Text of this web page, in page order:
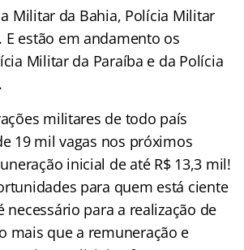
Militar da Bahia, Polícia Militar
E estão em andamento os
Militar da Paraíba e da Polícia
militares de todo país
19 mil vagas nos próximos
inicial de até R$ 13,3 mil!
para quem está ciente
necessário para a realização de
mais que a remuneração e